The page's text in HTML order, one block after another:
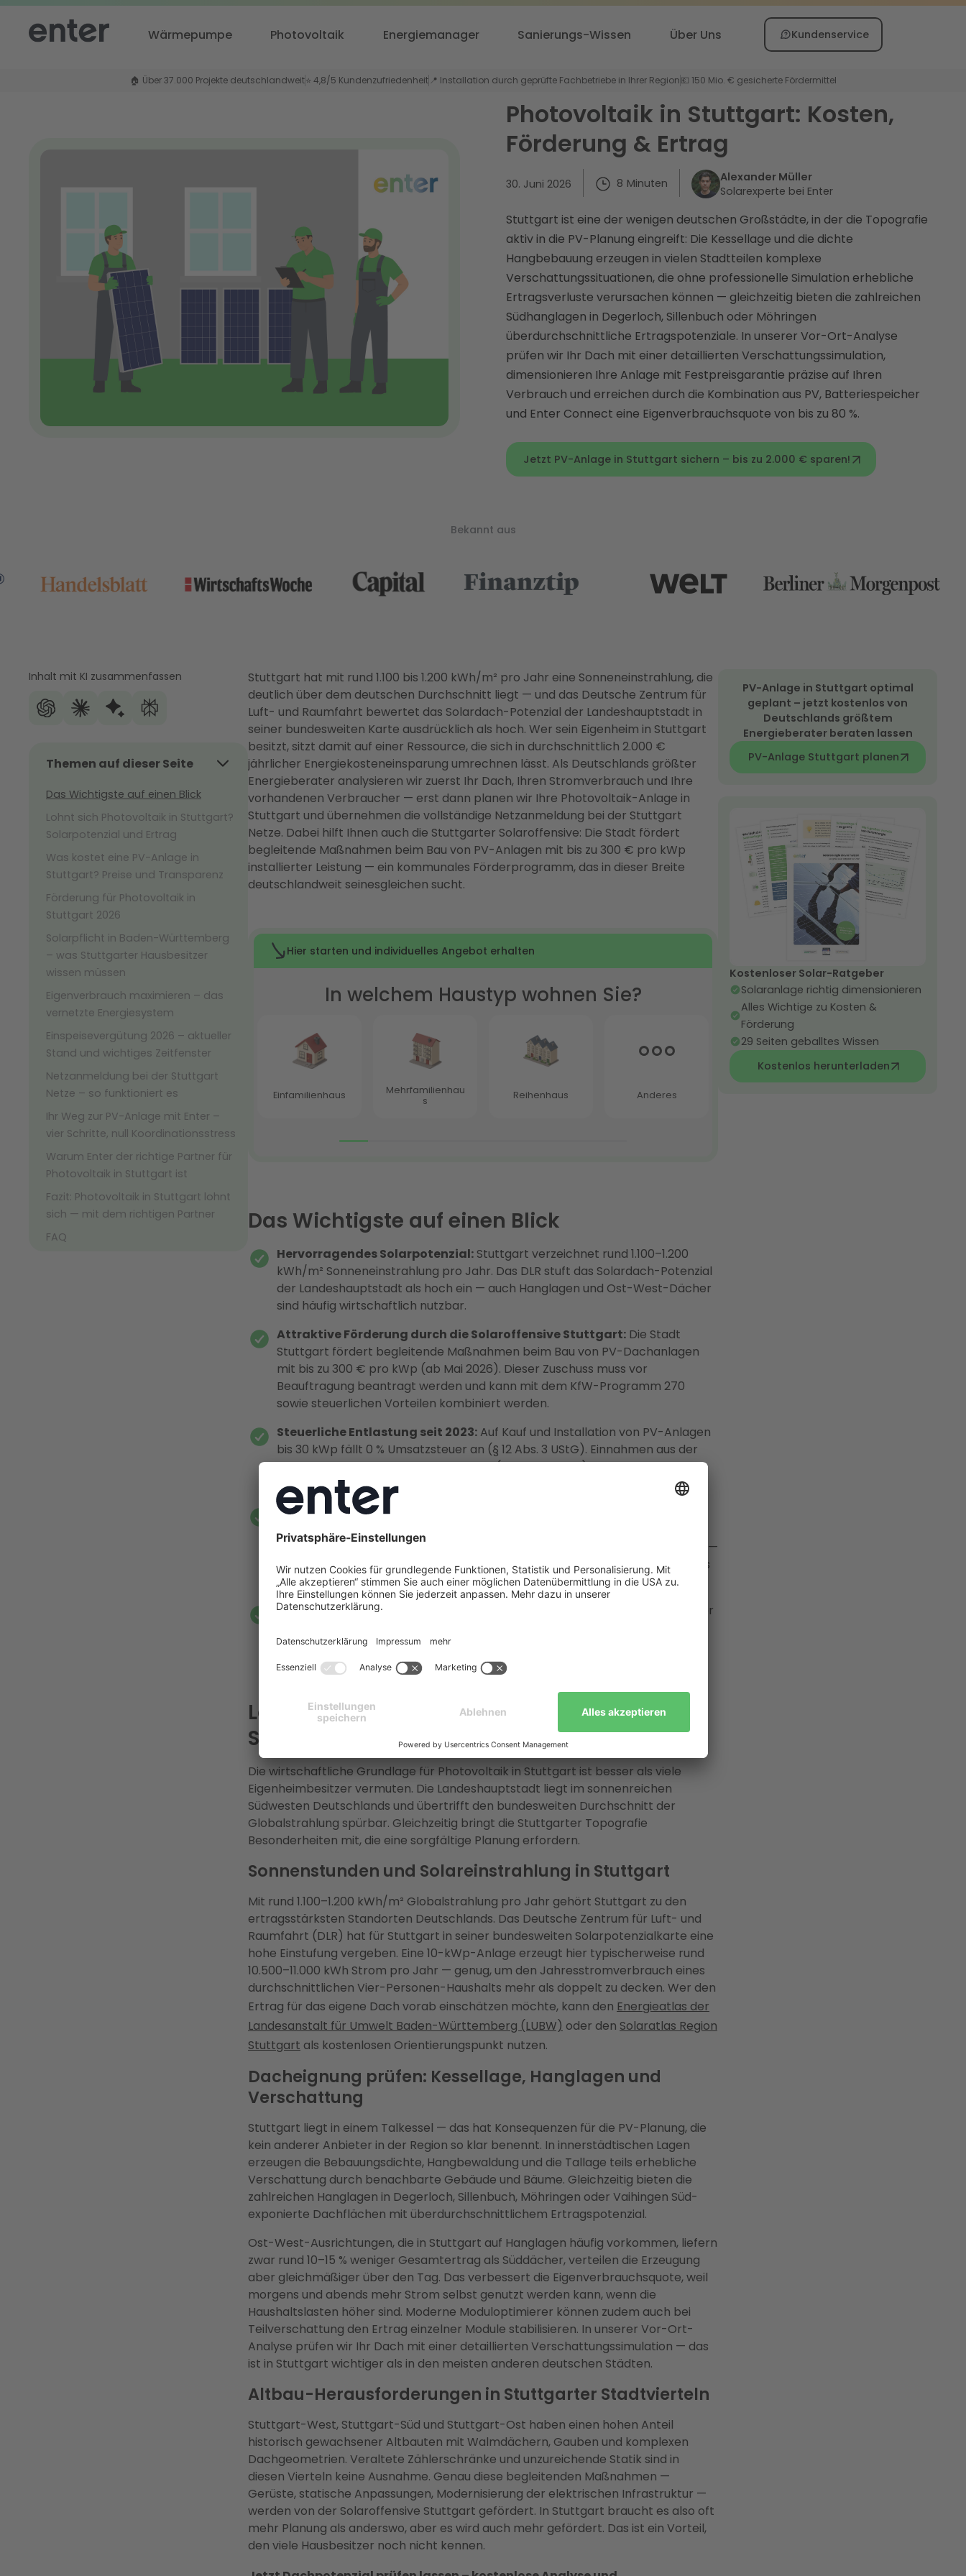
Wärmepumpe Photovoltaik Energiemanager Sanierungs-Wissen Über Uns Kundenservice
🏠 Über 37.000 Projekte deutschlandweit⭐ 4,8/5 Kundenzufriedenheit 📍 Installation durch geprüfte Fachbetriebe in Ihrer Region💶 150 Mio. € gesicherte Fördermittel
Photovoltaik in Stuttgart: Kosten,
Förderung & Ertrag
30. Juni 2026 8 Minuten
Alexander Müller
Solarexperte bei Enter
Stuttgart ist eine der wenigen deutschen Großstädte, in der die Topografie
aktiv in die PV-Planung eingreift: Die Kessellage und die dichte
Hangbebauung erzeugen in vielen Stadtteilen komplexe
Verschattungssituationen, die ohne professionelle Simulation erhebliche
Ertragsverluste verursachen können — gleichzeitig bieten die zahlreichen
Südhanglagen in Degerloch, Sillenbuch oder Möhringen
überdurchschnittliche Ertragspotenziale. In unserer Vor-Ort-Analyse
prüfen wir Ihr Dach mit einer detaillierten Verschattungssimulation,
dimensionieren Ihre Anlage mit Festpreisgarantie präzise auf Ihren
Verbrauch und erreichen durch die Kombination aus PV, Batteriespeicher
und Enter Connect eine Eigenverbrauchsquote von bis zu 80 %.
Jetzt PV-Anlage in Stuttgart sichern – bis zu 2.000 € sparen!
Bekannt aus
Inhalt mit KI zusammenfassen
Themen auf dieser Seite
Das Wichtigste auf einen Blick
Lohnt sich Photovoltaik in Stuttgart?
Solarpotenzial und Ertrag
Was kostet eine PV-Anlage in
Stuttgart? Preise und Transparenz
Förderung für Photovoltaik in
Stuttgart 2026
Solarpflicht in Baden-Württemberg
– was Stuttgarter Hausbesitzer
wissen müssen
Eigenverbrauch maximieren – das
vernetzte Energiesystem
Einspeisevergütung 2026 – aktueller
Stand und wichtiges Zeitfenster
Netzanmeldung bei der Stuttgart
Netze – so funktioniert es
Ihr Weg zur PV-Anlage mit Enter –
vier Schritte, null Koordinationsstress
Warum Enter der richtige Partner für
Photovoltaik in Stuttgart ist
Fazit: Photovoltaik in Stuttgart lohnt
sich — mit dem richtigen Partner
FAQ
Stuttgart hat mit rund 1.100 bis 1.200 kWh/m² pro Jahr eine Sonneneinstrahlung, die
deutlich über dem deutschen Durchschnitt liegt — und das Deutsche Zentrum für
Luft- und Raumfahrt bewertet das Solardach-Potenzial der Landeshauptstadt in
seiner bundesweiten Karte ausdrücklich als hoch. Wer sein Eigenheim in Stuttgart
besitzt, sitzt damit auf einer Ressource, die sich in durchschnittlich 2.000 €
jährlicher Energiekosteneinsparung umrechnen lässt. Als Deutschlands größter
Energieberater analysieren wir zuerst Ihr Dach, Ihren Stromverbrauch und Ihre
vorhandenen Verbraucher — erst dann planen wir Ihre Photovoltaik-Anlage in
Stuttgart und übernehmen die vollständige Netzanmeldung bei der Stuttgart
Netze. Dabei hilft Ihnen auch die Stuttgarter Solaroffensive: Die Stadt fördert
begleitende Maßnahmen beim Bau von PV-Anlagen mit bis zu 300 € pro kWp
installierter Leistung — ein kommunales Förderprogramm, das in dieser Breite
deutschlandweit seinesgleichen sucht.
Das Wichtigste auf einen Blick
Hervorragendes Solarpotenzial: Stuttgart verzeichnet rund 1.100–1.200
kWh/m² Sonneneinstrahlung pro Jahr. Das DLR stuft das Solardach-Potenzial
der Landeshauptstadt als hoch ein — auch Hanglagen und Ost-West-Dächer
sind häufig wirtschaftlich nutzbar.
Attraktive Förderung durch die Solaroffensive Stuttgart: Die Stadt
Stuttgart fördert begleitende Maßnahmen beim Bau von PV-Dachanlagen
mit bis zu 300 € pro kWp (ab Mai 2026). Dieser Zuschuss muss vor
Beauftragung beantragt werden und kann mit dem KfW-Programm 270
sowie steuerlichen Vorteilen kombiniert werden.
Steuerliche Entlastung seit 2023: Auf Kauf und Installation von PV-Anlagen
bis 30 kWp fällt 0 % Umsatzsteuer an (§ 12 Abs. 3 UStG). Einnahmen aus der
Einspeisung sind einkommensteuerfrei (§ 3 Nr. 72 EStG). Beides gilt 2026
unverändert.
Durchschnittlich 2.000 € jährliche Energiekosteneinsparung:
Kombination aus PV-Eigenverbrauch, Einspeisevergütung und intelligentem
Energiemanagement sparen Eigenheimbesitzer im Schnitt 2.000 € pro Jahr —
mit Batteriespeicher und Enter Connect sind Eigenverbrauchsquoten von bis
zu 80 % erreichbar.
Full-Service aus einer Hand:
Enter ist Deutschlands größter Energieberater
Fördermitteln. Enter übernimmt Planung, Netzanmeldung bei der Stuttgart
Netze, den KfW-Förderprozess und die Installation durch geprüfte regionale
Elektromeisterbetriebe.
Lohnt sich Photovoltaik in Stuttgart?
Solarpotenzial und Ertrag
Die wirtschaftliche Grundlage für Photovoltaik in Stuttgart ist besser als viele
Eigenheimbesitzer vermuten. Die Landeshauptstadt liegt im sonnenreichen
Südwesten Deutschlands und übertrifft den bundesweiten Durchschnitt der
Globalstrahlung spürbar. Gleichzeitig bringt die Stuttgarter Topografie
Besonderheiten mit, die eine sorgfältige Planung erfordern.
Sonnenstunden und Solareinstrahlung in Stuttgart
Mit rund 1.100–1.200 kWh/m² Globalstrahlung pro Jahr gehört Stuttgart zu den
ertragsstärksten Standorten Deutschlands. Das Deutsche Zentrum für Luft- und
Raumfahrt (DLR) hat für Stuttgart in seiner bundesweiten Solarpotenzialkarte eine
hohe Einstufung vergeben. Eine 10-kWp-Anlage erzeugt hier typischerweise rund
10.500–11.000 kWh Strom pro Jahr — genug, um den Jahresstromverbrauch eines
durchschnittlichen Vier-Personen-Haushalts mehr als doppelt zu decken. Wer den
Ertrag für das eigene Dach vorab einschätzen möchte, kann den Energieatlas der
Landesanstalt für Umwelt Baden-Württemberg (LUBW) oder den Solaratlas Region
Stuttgart als kostenlosen Orientierungspunkt nutzen.
Dacheignung prüfen: Kessellage, Hanglagen und
Verschattung
Stuttgart liegt in einem Talkessel — das hat Konsequenzen für die PV-Planung, die
kein anderer Anbieter in der Region so klar benennt. In innerstädtischen Lagen
erzeugen die Bebauungsdichte, Hangbewaldung und die Tallage teils erhebliche
Verschattung durch benachbarte Gebäude und Bäume. Gleichzeitig bieten die
zahlreichen Hanglagen in Degerloch, Sillenbuch, Möhringen oder Vaihingen Süd-
exponierte Dachflächen mit überdurchschnittlichem Ertragspotenzial.
Ost-West-Ausrichtungen, die in Stuttgart auf Hanglagen häufig vorkommen, liefern
zwar rund 10–15 % weniger Gesamtertrag als Süddächer, verteilen die Erzeugung
aber gleichmäßiger über den Tag. Das verbessert die Eigenverbrauchsquote, weil
morgens und abends mehr Strom selbst genutzt werden kann, wenn die
Haushaltslasten höher sind. Moderne Moduloptimierer können zudem auch bei
Teilverschattung den Ertrag einzelner Module stabilisieren. In unserer Vor-Ort-
Analyse prüfen wir Ihr Dach mit einer detaillierten Verschattungssimulation — das
ist in Stuttgart wichtiger als in den meisten anderen deutschen Städten.
Altbau-Herausforderungen in Stuttgarter Stadtvierteln
Stuttgart-West, Stuttgart-Süd und Stuttgart-Ost haben einen hohen Anteil
historisch gewachsener Altbauten mit Walmdächern, Gauben und komplexen
Dachgeometrien. Veraltete Zählerschränke und unzureichende Statik sind in
diesen Vierteln keine Ausnahme. Genau diese begleitenden Maßnahmen —
Gerüste, statische Anpassungen, Modernisierung der elektrischen Infrastruktur —
werden von der Solaroffensive Stuttgart gefördert. In Stuttgart braucht es also oft
mehr Planung als anderswo, aber es wird auch mehr gefördert. Das ist ein Vorteil,
den viele Hausbesitzer noch nicht kennen.
PV-Anlage in Stuttgart optimal
geplant – jetzt kostenlos von
Deutschlands größtem
Energieberater beraten lassen
PV-Anlage Stuttgart planen
Kostenloser Solar-Ratgeber
Solaranlage richtig dimensionieren
Alles Wichtige zu Kosten &
Förderung
29 Seiten geballtes Wissen
Kostenlos herunterladen